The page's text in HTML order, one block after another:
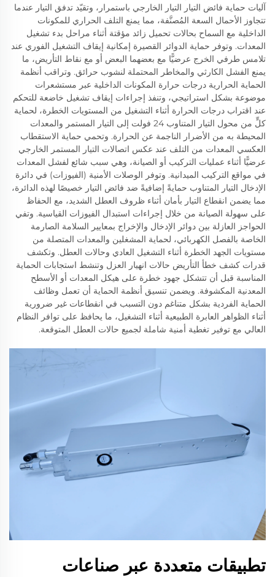
آليات حماية فائض التيار التيار الخارجي باستمرار، وتقيّد تدفق التيار عندما
تتجاوز الأحمال السعة المُصنَّفة، مما يمنع التلف الحراري للمكونات
الداخلية مع السماح بحالات تحميل زائد مؤقتة أثناء مراحل بدء تشغيل
المعدات. وتوفر حماية الدوائر القصيرة إمكانية إيقاف التشغيل الفوري عند
تلامس طرفي الخرج عرضيًّا مع بعضهما البعض أو مع نقاط التأريض، ما
يمنع الفشل الكارثي والمخاطر المحتملة لنشوب حرائق. وتراقب أنظمة
الحماية الحرارية درجات حرارة المكونات الداخلية عبر مستشعرات
موضوعة بشكل استراتيجي، وتنفذ إجراءات إيقاف تشغيل خاضعة للتحكم
عند اقتراب درجات الحرارة أثناء التشغيل من المستويات الخطرة، لحماية
كلٍّ من محول التيار المتناوب 24 فولت إلى التيار المستمر والمعدات
المحيطة به من الأضرار الناجمة عن الحرارة. وتحمي حماية الاستقطاب
العكسي المعدات من التلف عند عكس اتصالات التيار المستمر الخارجي
عرضيًّا أثناء عمليات التركيب أو الصيانة، وهي سبب شائع لفشل المعدات
في مواقع التركيب الميدانية. وتوفر الوصلات الأمنية (الفيوزات) في دائرة
الإدخال التيار المتناوب حمايةً إضافيةً ضد فائض التيار خصيصًا لهذه الدائرة،
مما يضمن انقطاع التيار بأمان أثناء ظروف العطل الشديد، مع الحفاظ
على سهولة الصيانة من خلال إجراءات استبدال الفيوزات القياسية. وتفي
الحواجز العازلة بين دوائر الإدخال والإخراج بمعايير السلامة الصارمة
الخاصة بالفصل الكهربائي، لحماية المشغلين والمعدات المتصلة من
مستويات الجهد الخطرة أثناء التشغيل العادي وحالات العطل. وتكشف
قدرات كشف خطأ التأريض حالات انهيار العزل وتنشط استجابات الحماية
المناسبة قبل أن تتشكل جهود خطرة على هيكل المعدات أو الأسطح
المعدنية المكشوفة. ويضمن تنسيق أنظمة الحماية أن تعمل وظائف
الحماية الفردية بشكل متناغم دون التسبب في انقطاعات غير ضرورية
أثناء الظواهر العابرة الطبيعية أثناء التشغيل، ما يحافظ على توافر النظام
العالي مع توفير تغطية أمنية شاملة لجميع حالات العطل المتوقعة.
تطبيقات متعددة عبر صناعات